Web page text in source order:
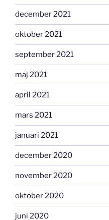
december 2021
oktober 2021
september 2021
maj 2021
april 2021
mars 2021
januari 2021
december 2020
november 2020
oktober 2020
juni 2020